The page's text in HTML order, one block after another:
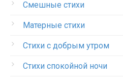
Смешные стихи
Матерные стихи
Стихи с добрым утром
Стихи спокойной ночи